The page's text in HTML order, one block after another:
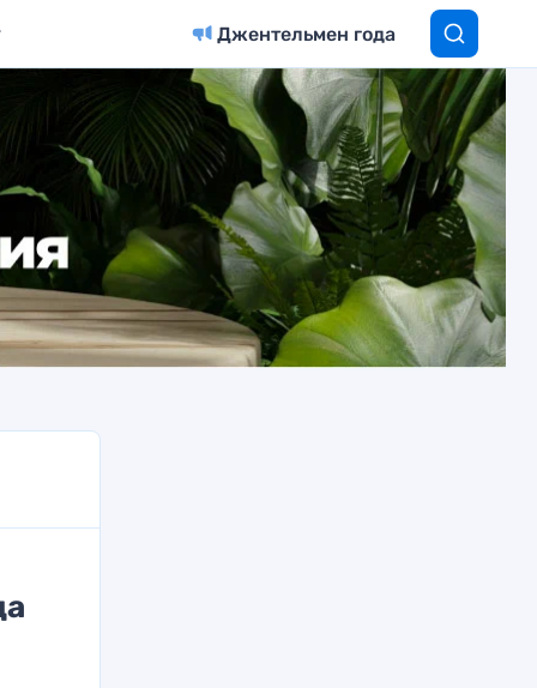
Джентельмен года